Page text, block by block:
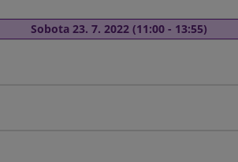
Sobota 23. 7. 2022 (11:00 - 13:55)